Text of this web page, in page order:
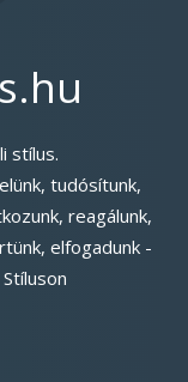
stílus.
tudósítunk,
reagálunk,
elfogadunk -